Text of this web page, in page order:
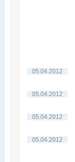
05.04.2012
05.04.2012
05.04.2012
05.04.2012